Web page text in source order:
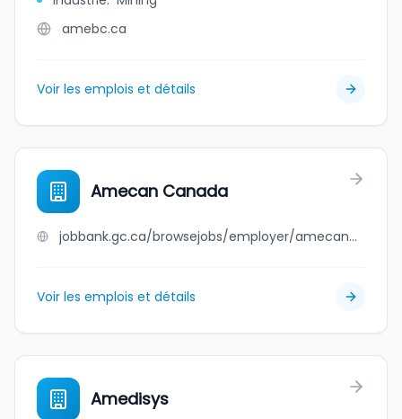
amebc.ca
Voir les emplois et détails
Amecan Canada
jobbank.gc.ca/browsejobs/employer/amecan+canada/ca
Voir les emplois et détails
Amedisys